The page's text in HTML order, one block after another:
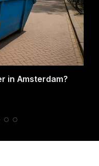
in Amsterdam?